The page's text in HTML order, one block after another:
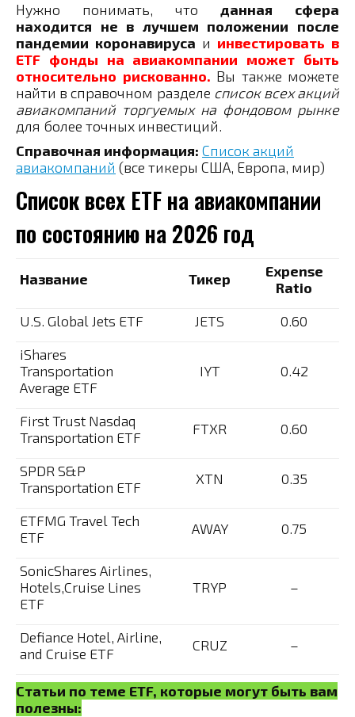
Нужно понимать, что данная сфера
находится не в лучшем положении после
пандемии коронавируса и инвестировать в
ETF фонды на авиакомпании может быть
относительно рискованно. Вы также можете
найти в справочном разделе список всех акций
авиакомпаний торгуемых на фондовом рынке
для более точных инвестиций.
Справочная информация: Список акций
авиакомпаний (все тикеры США, Европа, мир)
Список всех ETF на авиакомпании
по состоянию на 2026 год
Название Тикер
Expense
Ratio
U.S. Global Jets ETF
JETS
0.60
iShares
Transportation
Average ETF
IYT 0.42
First Trust Nasdaq
Transportation ETF
FTXR 0.60
SPDR S&P
Transportation ETF
XTN 0.35
ETFMG Travel Tech
ETF
AWAY 0.75
SonicShares Airlines,
Hotels,Cruise Lines
ETF
TRYP –
Defiance Hotel, Airline,
and Cruise ETF
CRUZ –
Статьи по теме ETF, которые могут быть вам
полезны: